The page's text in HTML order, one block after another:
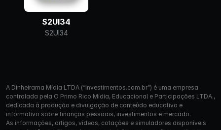
S2UI34
S2UI34
A Dinheirama Mídia LTDA (“Investimentos.com.br”) é uma empresa
controlada pela O Primo Rico Mídia, Educacional e Participações LTDA.,
dedicada à produção e divulgação de conteúdo educativo e
informativo sobre finanças pessoais, investimentos e mercado.
As informações, artigos, vídeos, cotações e simuladores disponíveis